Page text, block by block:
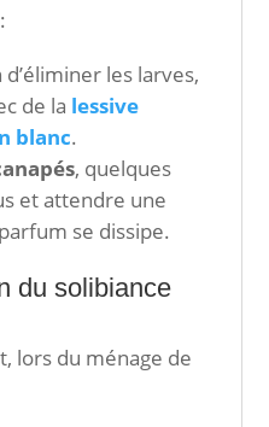
d’éliminer les larves,
de la lessive
blanc.
, quelques
et attendre une
se dissipe.
du solibiance
lors du ménage de